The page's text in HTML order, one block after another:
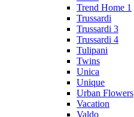
Trend Home 1
Trussardi
Trussardi 3
Trussardi 4
Tulipani
Twins
Unica
Unique
Urban Flowers
Vacation
Valdo